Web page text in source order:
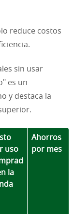
reduce costos
sin usar
es un
y destaca la
uso
la
Ahorros
por mes